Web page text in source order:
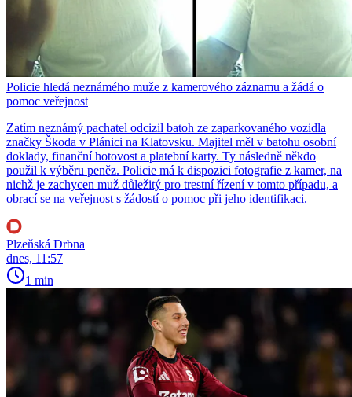
Policie hledá neznámého muže z kamerového záznamu a žádá o
pomoc veřejnost
Zatím neznámý pachatel odcizil batoh ze zaparkovaného vozidla
značky Škoda v Plánici na Klatovsku. Majitel měl v batohu osobní
doklady, finanční hotovost a platební karty. Ty následně někdo
použil k výběru peněz. Policie má k dispozici fotografie z kamer, na
nichž je zachycen muž důležitý pro trestní řízení v tomto případu, a
obrací se na veřejnost s žádostí o pomoc při jeho identifikaci.
Plzeňská Drbna
dnes, 11:57
1 min